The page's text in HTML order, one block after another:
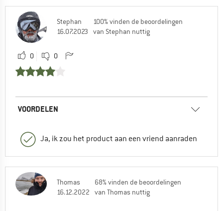
Stephan
16.07.2023
100% vinden de beoordelingen
van Stephan nuttig
0 0
VOORDELEN
Ja, ik zou het product aan een vriend aanraden
Thomas
16.12.2022
68% vinden de beoordelingen
van Thomas nuttig